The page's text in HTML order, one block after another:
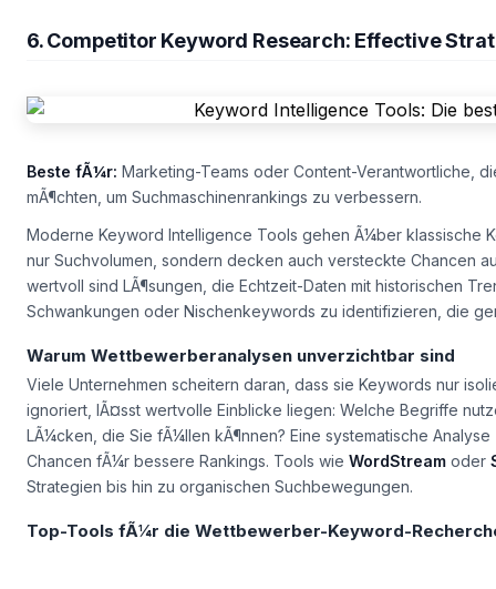
6. Competitor Keyword Research: Effective
Beste fÃ¼r: Marketing-Teams oder Content-Verantwortliche,
mÃ¶chten, um Suchmaschinenrankings zu verbessern.
Moderne Keyword Intelligence Tools gehen Ã¼ber klassische
nur Suchvolumen, sondern decken auch versteckte Chancen
wertvoll sind LÃ¶sungen, die Echtzeit-Daten mit historischen
Schwankungen oder Nischenkeywords zu identifizieren, die
Warum Wettbewerberanalysen unverzichtbar sind
Viele Unternehmen scheitern daran, dass sie Keywords nur
ignoriert, lÃ¤sst wertvolle Einblicke liegen: Welche Begriffe
LÃ¼cken, die Sie fÃ¼llen kÃ¶nnen? Eine systematische
Chancen fÃ¼r bessere Rankings. Tools wie WordStream oder
Strategien bis hin zu organischen Suchbewegungen.
Top-Tools fÃ¼r die Wettbewerber-Keyword-